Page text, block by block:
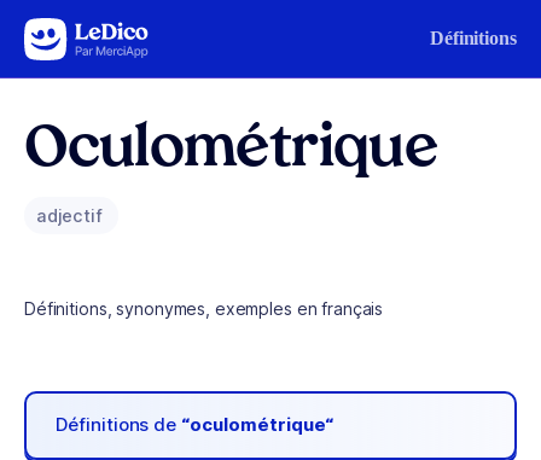
Aller au contenu Définitions
Oculométrique
adjectif
Définitions, synonymes, exemples en français
Définitions de “oculométrique“